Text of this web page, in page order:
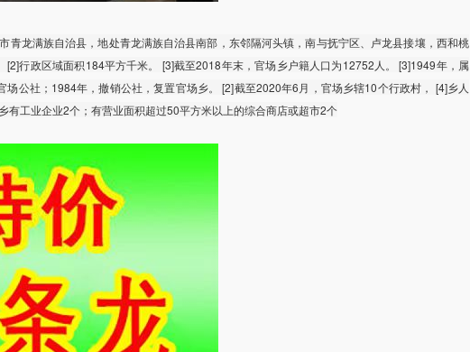
青龙满族自治县，地处青龙满族自治县南部，东邻隔河头镇，南与抚宁区、卢龙县接壤，西和桃
[2]行政区域面积184平方千米。 [3]截至2018年末，官场乡户籍人口为12752人。 [3]1949年，属
场公社；1984年，撤销公社，复置官场乡。 [2]截至2020年6月，官场乡辖10个行政村， [4]乡人
有工业企业2个；有营业面积超过50平方米以上的综合商店或超市2个